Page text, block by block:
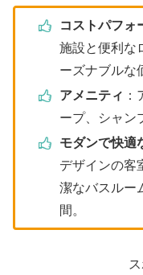
コストパフォ
施設と便利な
ーズナブルな
アメニティ
ープ、シャン
モダンで快適
デザインの客
潔なバスルー
間。